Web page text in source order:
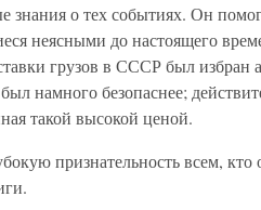
знания о тех событиях. Он
неясными до настоящего
грузов в СССР был избран
намного безопаснее;
такой высокой ценой.
признательность всем,